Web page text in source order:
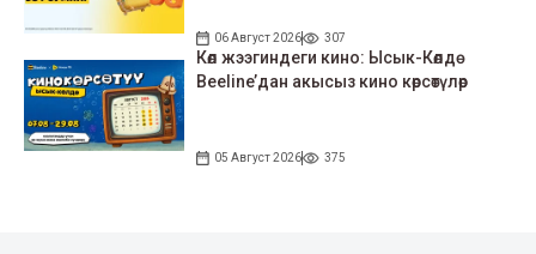
06 Август 2026 307
Көл жээгиндеги кино: Ысык-Көлдө
Beeline’дан акысыз кино көрсөтүлөр
05 Август 2026 375